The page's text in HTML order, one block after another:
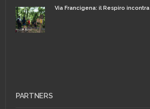
Via Francigena: il Respiro incontra
PARTNERS